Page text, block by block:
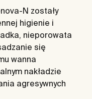
N zostały
higienie i
nieporowata
się
wanna
nakładzie
agresywnych